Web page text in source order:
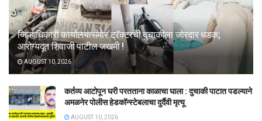
जिल्हाधिकारी कार्यालयासमोर ट्रॅक्टरची दुचाकीला जोरदार धडक;
आरोग्यदूत शिवाजी पाटील जखमी !
AUGUST 10, 2026
कर्तव्य आटोपून घरी परतताना काळाचा घाला : दुचाकी पाटात पडल्याने
अमळनेर पोलीस हेडकॉन्स्टेबलाचा दुर्दैवी मृत्यू
AUGUST 10, 2026